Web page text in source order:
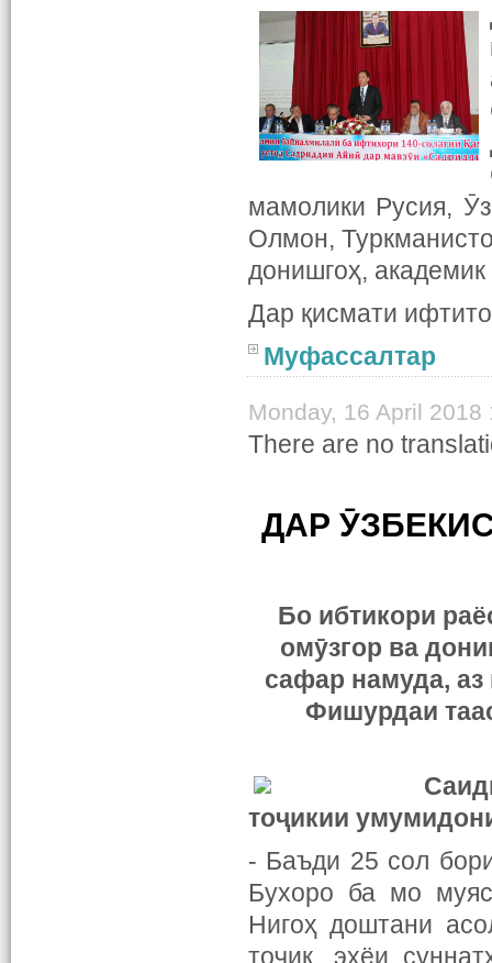
мамолики Русия,
Олмон,
донишгоҳ,
Дар қисмати
Муфассалтар
Monday, 16 April 2018
There are no
ДАР
Бо ибтикори
омӯзгор ва
сафар намуда,
Фишурдаи
тоҷикии
- Баъди 25 сол
Бухоро ба мо
Нигоҳ доштани
тоҷик, эҳёи